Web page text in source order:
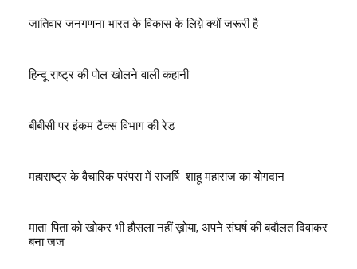
जातिवार जनगणना भारत के विकास के लिय़े क्यों जरूरी है
हिन्दू राष्ट्र की पोल खोलने वाली कहानी
बीबीसी पर इंकम टैक्स विभाग की रेड
महाराष्ट्र के वैचारिक परंपरा में राजर्षि शाहू महाराज का योगदान
माता-पिता को खोकर भी हौसला नहीं ख़ोया, अपने संघर्ष की बदौलत दिवाकर
बना जज